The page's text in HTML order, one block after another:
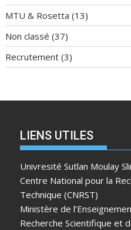
MTU & Rosetta (13)
Non classé (37)
Recrutement (3)
LIENS UTILES
Univresité Sutlan Moulay
Centre National pour la
Technique (CNRST)
Ministère de
Recherche Scientifique et